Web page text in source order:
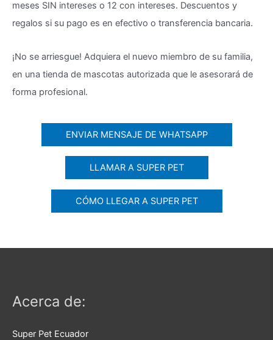
meses SIN intereses o 12 con intereses. Descuentos y
regalos si su pago es en efectivo o transferencia bancaria.
¡No se arriesgue! Adquiera el nuevo miembro de su familia,
en una tienda de mascotas autorizada que le asesorará de
forma profesional.
ENVIAR MENSAJE DE WHATSAPP
LLAMAR A SUPER PET
CÓMO LLEGAR A SUPER PET
Acerca de:
Super Pet Ecuador